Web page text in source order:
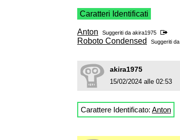
Caratteri Identificati
Anton Suggeriti da akira1975
Roboto Condensed Suggeriti da
akira1975
15/02/2024 alle 02:53
Carattere Identificato: Anton